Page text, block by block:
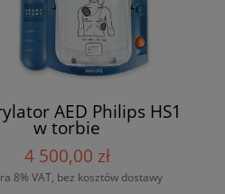
AED Philips HS1
w torbie
4 500,00 zł
8% VAT, bez kosztów dostawy